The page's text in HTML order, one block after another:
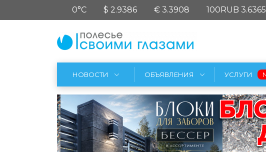
0°C $ 2.9386 € 3.3908 100RUB 3.6365
НОВОСТИ ОБЪЯВЛЕНИЯ УСЛУГИ